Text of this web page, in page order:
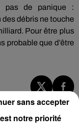
pas de panique :
des débris ne touche
Pour être plus
probable que d’être
notre priorité
sans accepter